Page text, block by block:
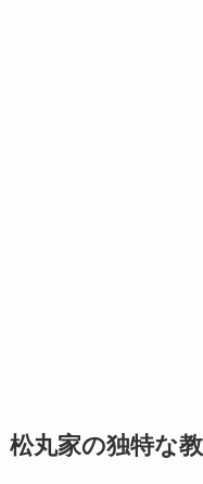
松丸家の独特な